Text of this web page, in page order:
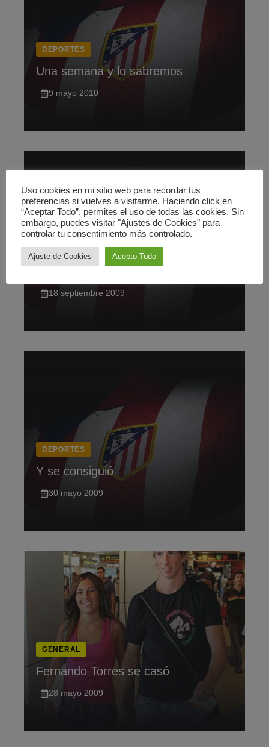
DEPORTES
Una semana y lo sabremos
9 mayo 2010
DEPORTES
18 septiembre 2009
DEPORTES
Y se consiguió
30 mayo 2009
GENERAL
Fernando Torres se casó
28 mayo 2009
Uso cookies en mi sitio web para recordar tus
preferencias si vuelves a visitarme. Haciendo click en
“Aceptar Todo”, permites el uso de todas las cookies. Sin
embargo, puedes visitar "Ajustes de Cookies" para
controlar tu consentimiento más controlado.
Ajuste de Cookies Acepto Todo